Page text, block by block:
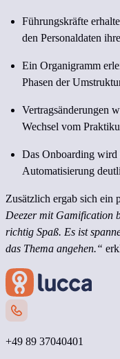
Führungskräfte
den Personaldaten
Ein Organigramm
Phasen der
Vertragsänderungen
Wechsel vom
Das Onboarding wird
Automatisierung
Zusätzlich ergab sich ein
Deezer mit Gamification
richtig Spaß. Es ist
das Thema angehen.“
+49 89 37040401